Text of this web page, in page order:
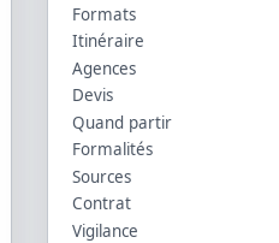
Formats
Itinéraire
Agences
Devis
Quand partir
Formalités
Sources
Contrat
Vigilance